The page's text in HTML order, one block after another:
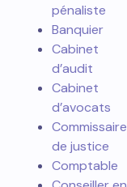
pénaliste
Banquier
Cabinet
d’audit
Cabinet
d’avocats
Commissaire
de justice
Comptable